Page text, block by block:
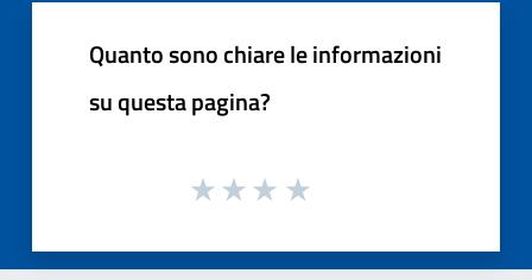
Quanto sono chiare le informazioni
su questa pagina?